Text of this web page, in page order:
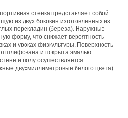
стенка представляет собой
из двух боковин изготовленных из
перекладин (береза). Наружные
форму, что снижает вероятность
и уроках физкультуры. Поверхность
и покрыта эмалью
и полу осуществляется
двухмиллиметровые белого цвета).